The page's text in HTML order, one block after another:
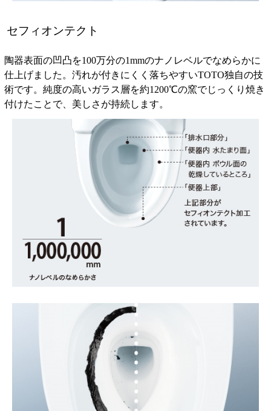
セフィオンテクト
陶器表面の凹凸を100万分の1mmのナノレベルでなめらかに
仕上げました。汚れが付きにくく落ちやすいTOTO独自の技
術です。純度の高いガラス層を約1200℃の窯でじっくり焼き
付けたことで、美しさが持続します。